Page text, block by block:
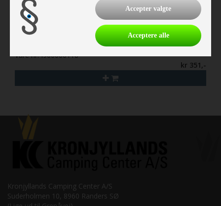
Isabella Mega support pole for Gate
Vare nr. I900000118
kr 351,-
Kronjyllands Camping Center A/S
Suderholmen 10, 8960 Randers SØ
Accepter valgte
Acceptere alle